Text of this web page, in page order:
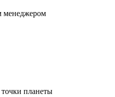
менеджером
планеты